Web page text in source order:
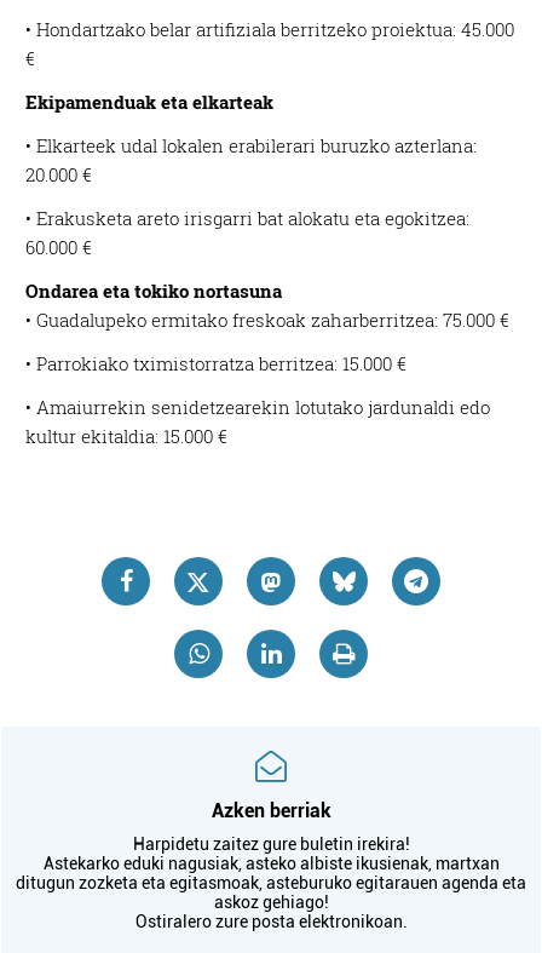
• Hondartzako belar artifiziala berritzeko proiektua: 45.000
€
Ekipamenduak eta elkarteak
• Elkarteek udal lokalen erabilerari buruzko azterlana:
20.000 €
• Erakusketa areto irisgarri bat alokatu eta egokitzea:
60.000 €
Ondarea eta tokiko nortasuna
• Guadalupeko ermitako freskoak zaharberritzea: 75.000 €
• Parrokiako tximistorratza berritzea: 15.000 €
• Amaiurrekin senidetzearekin lotutako jardunaldi edo
kultur ekitaldia: 15.000 €
Azken berriak
Harpidetu zaitez gure buletin irekira!
Astekarko eduki nagusiak, asteko albiste ikusienak, martxan
ditugun zozketa eta egitasmoak, asteburuko egitarauen agenda eta
askoz gehiago!
Ostiralero zure posta elektronikoan.